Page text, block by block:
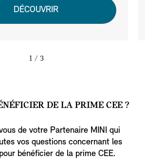
DÉCOUVRIR
1 / 3
DE LA PRIME CEE ?
de votre Partenaire MINI qui
vos questions concernant les
bénéficier de la prime CEE.